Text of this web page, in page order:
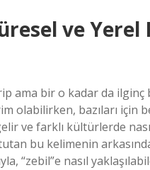
ve
ama bir o kadar da ilginç
olabilirken, bazıları için
ve farklı kültürlerde
bu kelimenin
“zebil”e nasıl